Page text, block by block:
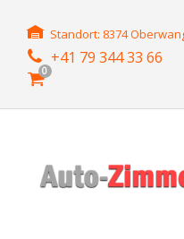
Standort: 8374
+41 79 344 33 66
0